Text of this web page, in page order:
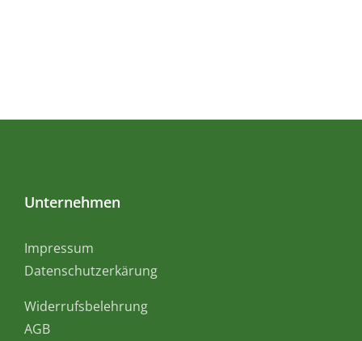
Unternehmen
Impressum
Datenschutzerkärung
Widerrufsbelehrung
AGB